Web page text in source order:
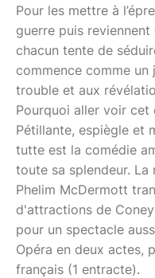
Pour les mettre à
guerre puis
chacun tente de
commence comme
trouble et aux
Pourquoi aller voir cet
Pétillante, espiègle et
tutte est la comédie
toute sa splendeur. La
Phelim McDermott
d'attractions de
pour un spectacle
Opéra en deux actes,
français (1 entracte).